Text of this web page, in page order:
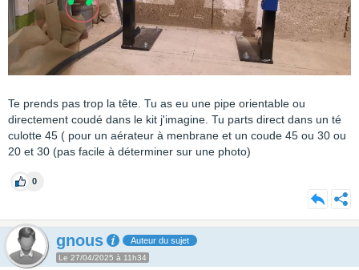
Te prends pas trop la tête. Tu as eu une pipe orientable ou
directement coudé dans le kit j'imagine. Tu parts direct dans un té
culotte 45 ( pour un aérateur à menbrane et un coude 45 ou 30 ou
20 et 30 (pas facile à déterminer sur une photo)
0
gnous Auteur du sujet
Le 27/04/2025 à 11h34